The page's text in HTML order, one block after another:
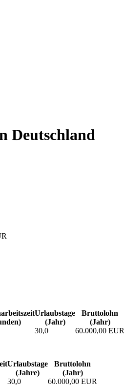
Deutschland
Urlaubs­tage
(Jahr)
Bruttolohn
(Jahr)
30,0
60.000,00 EUR
Urlaubs­tage
(Jahre)
Bruttolohn
(Jahr)
30,0
60.000,00 EUR